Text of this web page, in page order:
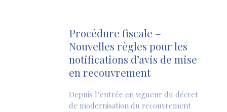
Procédure fiscale –
Nouvelles règles pour les
notifications d’avis de mise
en recouvrement
Depuis l’entrée en vigueur du décret
de modernisation du recouvrement